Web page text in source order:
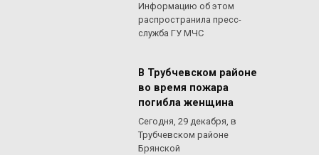
Информацию об этом
распространила пресс-
служба ГУ МЧС
В Трубчевском районе
во время пожара
погибла женщина
Сегодня, 29 декабря, в
Трубчевском районе
Брянской